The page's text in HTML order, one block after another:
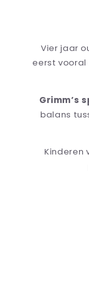
Vier jaar
eerst vooral
Grimm’s
balans
Kinderen